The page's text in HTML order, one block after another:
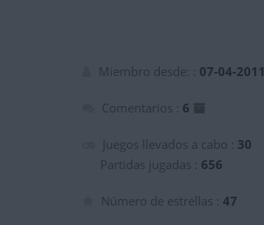
Miembro desde: : 07-04-2011
Comentarios : 6
Juegos llevados a cabo : 30
Partidas jugadas : 656
Número de estrellas : 47